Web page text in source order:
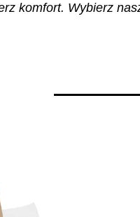
komfort. Wybierz